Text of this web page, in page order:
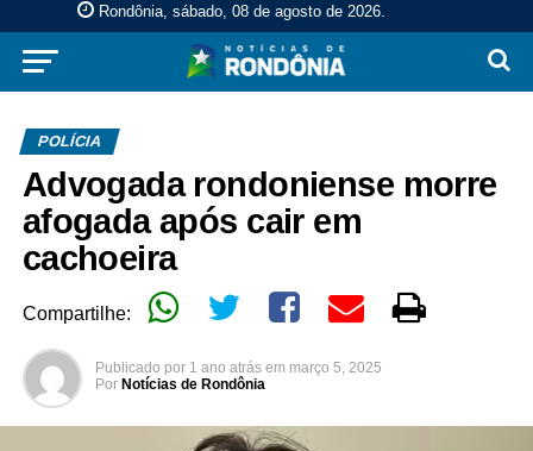
Rondônia, sábado, 08 de agosto de 2026.
POLÍCIA
Advogada rondoniense morre
afogada após cair em
cachoeira
Compartilhe:
Publicado por 1 ano atrás em março 5, 2025
Por Notícias de Rondônia